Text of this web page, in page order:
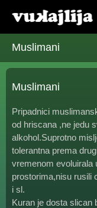
Muslimani
Muslimani
Pripadnici
od hriscana ,ne jedu
alkohol.Suprotno
tolerantna prema
vremenom evoluirala
prostorima,nisu rusili
i sl.
Kuran je dosta slican